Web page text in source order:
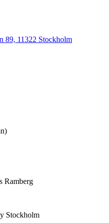
89, 11322 Stockholm
Ramberg
Stockholm